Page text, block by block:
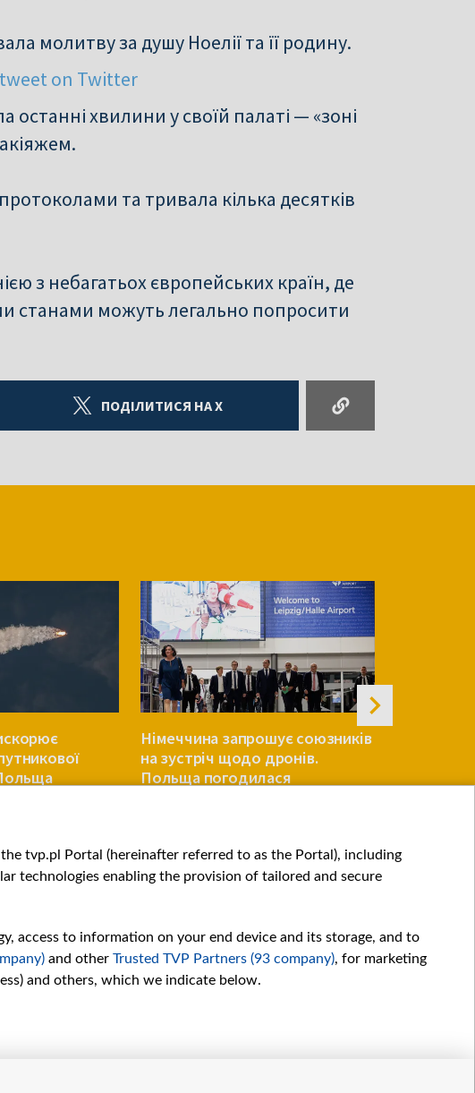
молитву за душу Ноелії та її родину.
on Twitter
хвилини у своїй палаті — «зоні
та тривала кілька десятків
з небагатьох європейських країн, де
станами можуть легально попросити
ПОДІЛИТИСЯ НА X
Німеччина запрошує союзників
на зустріч щодо дронів.
Польща погодилася
tvp.pl Portal (hereinafter referred to as the Portal), including
technologies enabling the provision of tailored and secure
access to information on your end device and its storage, and to
and other Trusted TVP Partners (93 company), for marketing
and others, which we indicate below.